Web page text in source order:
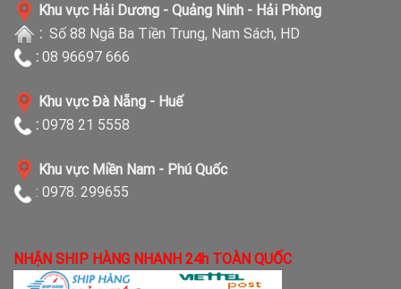
Khu vực Hải Dương - Quảng Ninh - Hải Phòng
: Số 88 Ngã Ba Tiền Trung, Nam Sách, HD
: 08 96697 666
Khu vực Đà Nẵng - Huế
: 0978 21 5558
Khu vực Miền Nam - Phú Quốc
: 0978. 299655
NHẬN SHIP HÀNG NHANH 24h TOÀN QUỐC